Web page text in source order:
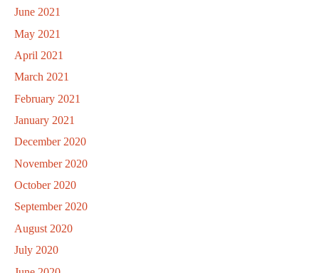
June 2021
May 2021
April 2021
March 2021
February 2021
January 2021
December 2020
November 2020
October 2020
September 2020
August 2020
July 2020